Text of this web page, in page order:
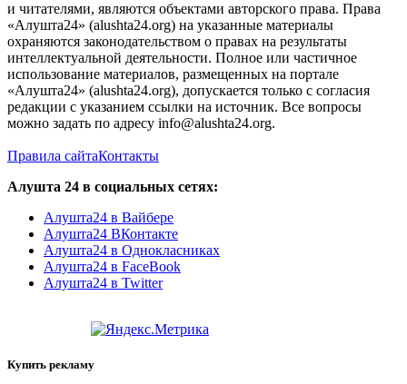
и читателями, являются объектами авторского права. Права
«Алушта24» (alushta24.org) на указанные материалы
охраняются законодательством о правах на результаты
интеллектуальной деятельности. Полное или частичное
использование материалов, размещенных на портале
«Алушта24» (alushta24.org), допускается только с согласия
редакции с указанием ссылки на источник. Все вопросы
можно задать по адресу info@alushta24.org.
Правила сайтаКонтакты
Алушта 24 в социальных сетях:
Алушта24 в Вайбере
Алушта24 ВКонтакте
Алушта24 в Однокласниках
Алушта24 в FaceBook
Алушта24 в Twitter
Купить рекламу